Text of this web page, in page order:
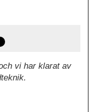
vi har klarat av